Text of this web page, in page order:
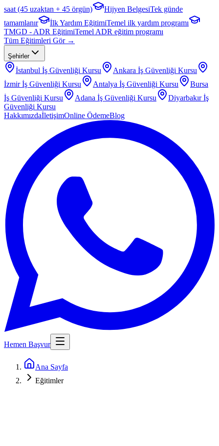
saat (45 uzaktan + 45 örgün)
Hijyen BelgesiTek günde
tamamlanır
İlk Yardım EğitimiTemel ilk yardım programı
TMGD - ADR EğitimiTemel ADR eğitim programı
Tüm Eğitimleri Gör →
Şehirler
İstanbul İş Güvenliği Kursu Ankara İş Güvenliği Kursu
İzmirİş Güvenliği Kursu Antalya İş Güvenliği Kursu
Bursa
İş Güvenliği Kursu
Adana İş Güvenliği Kursu Diyarbakırİş
Güvenliği Kursu
HakkımızdaİletişimOnline ÖdemeBlog
Hemen Başvur
Ana Sayfa
Eğitimler